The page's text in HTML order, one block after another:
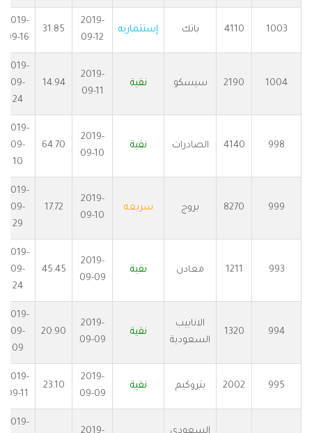
1003
4110 باتك إستثماريه
2019-
09-12
31.85
2019-
09-16
1004
2190 سيسكو نقية
2019-
09-11
14.94
2019-
09-
24
998
4140 الصادرات نقية
2019-
09-10
64.70
2019-
09-
10
999
8270 بروج سريعه
2019-
09-10
17.72
2019-
09-
29
993
1211 معادن نقية
2019-
09-09
45.45
2019-
09-
24
994
1320
الانابيب
السعودية
نقية
2019-
09-09
20.90
2019-
09-
09
995
2002 بتروكيم نقية
2019-
09-09
23.10
2019-
09-11
2019-